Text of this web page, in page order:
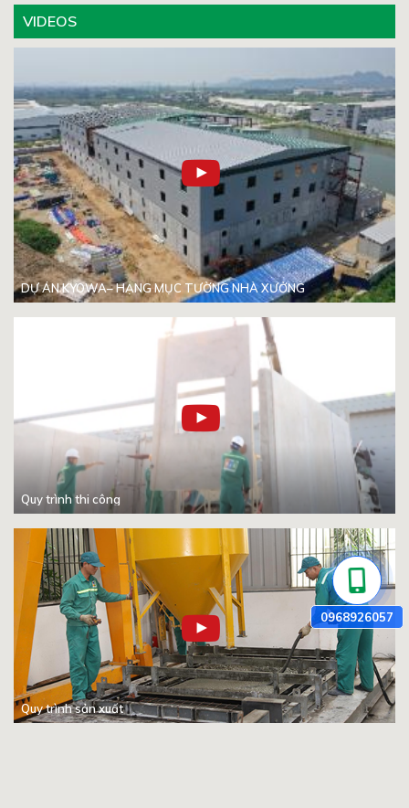
VIDEOS
DỰ ÁN KYOWA– HẠNG MỤC TƯỜNG NHÀ XƯỞNG
Quy trình thi công
Quy trình sản xuất